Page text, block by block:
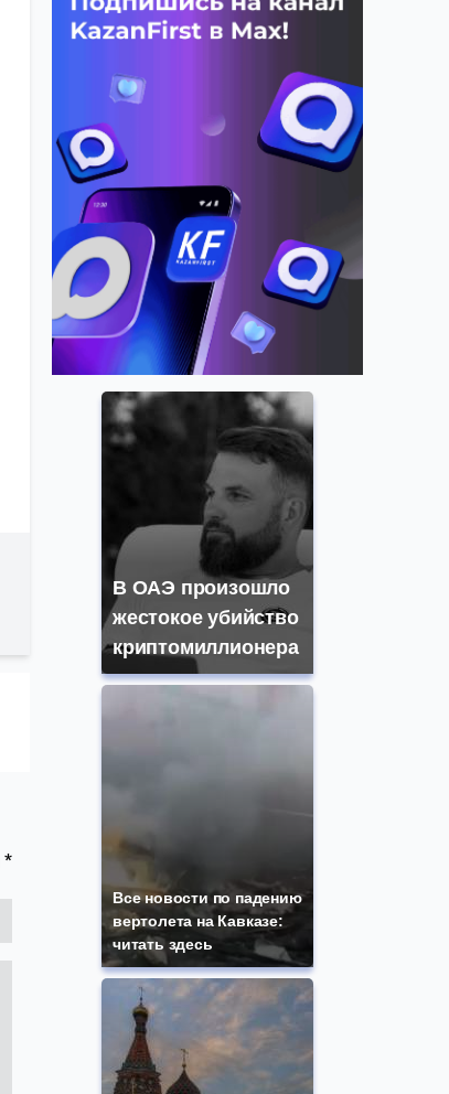
*
В ОАЭ произошло
жестокое убийство
криптомиллионера
Все новости по падению
вертолета на Кавказе:
читать здесь